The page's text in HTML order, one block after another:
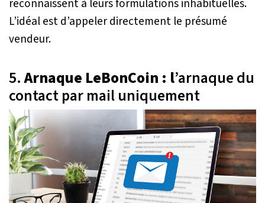
reconnaissent à leurs formulations inhabituelles.
L’idéal est d’appeler directement le présumé
vendeur.
5.Arnaque LeBonCoin : l’arnaque du
contact par mail uniquement